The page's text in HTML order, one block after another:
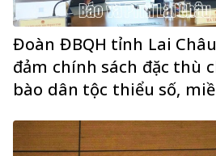
Đoàn ĐBQH tỉnh Lai
đảm chính sách đặc thù
bào dân tộc thiểu số,